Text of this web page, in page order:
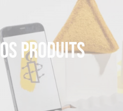
produits